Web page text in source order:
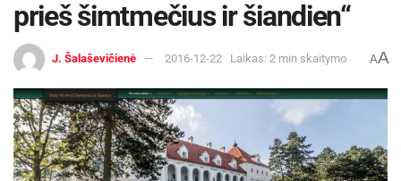
prieš šimtmečius ir šiandien“
J. Šalaševičienė 2016-12-22 Laikas: 2 min skaitymo AA